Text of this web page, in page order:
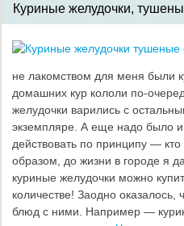
Куриные желудочки,
не лакомством для меня были
домашних кур кололи по-
желудочки варились с
экземпляре. А еще надо было и
действовать по принципу —
образом, до жизни в городе я
куриные желудочки можно
количестве! Заодно оказалось,
блюд с ними. Например —